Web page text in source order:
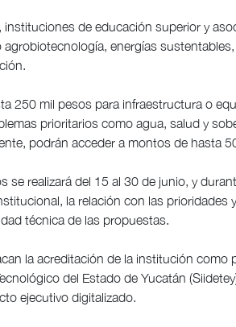
de educación superior y
energías
250 mil pesos para infraestructura o
prioritarios como agua, salud y
podrán acceder a montos de hasta
se realizará del 15 al 30 de junio, y
la relación con las prioridades
técnica de las propuestas.
la acreditación de la institución como
del Estado de Yucatán
ejecutivo digitalizado.